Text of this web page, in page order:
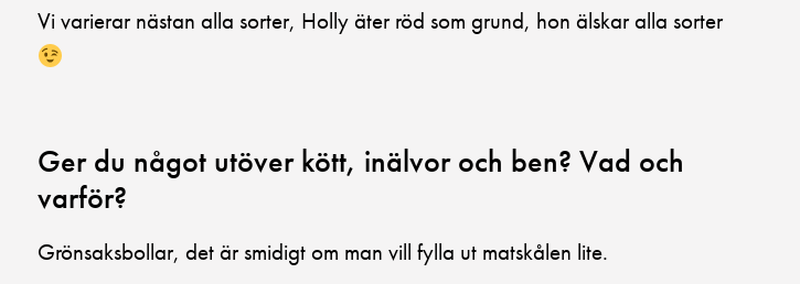
Vi varierar nästan alla sorter, Holly äter röd som grund, hon älskar alla sorter
Ger du något utöver kött, inälvor och ben? Vad och
varför?
Grönsaksbollar, det är smidigt om man vill fylla ut matskålen lite.